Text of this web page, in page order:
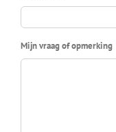
Mijn vraag of opmerking